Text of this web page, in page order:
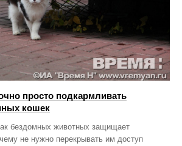
просто подкармливать
кошек
бездомных животных защищает
не нужно перекрывать им доступ